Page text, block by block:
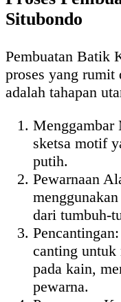
Situbondo
Pembuatan Batik
proses yang rumit
adalah tahapan
Menggambar
sketsa motif
putih.
Pewarnaan
dari tumbuh-
canting
pada kain,
pewarna.